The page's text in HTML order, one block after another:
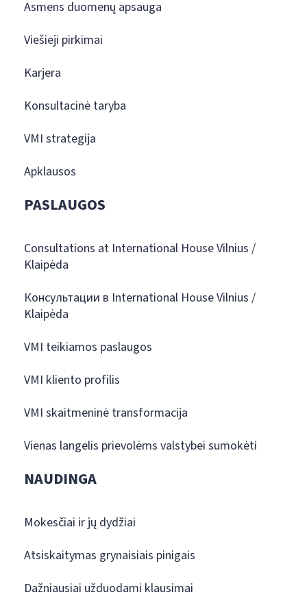
Asmens duomenų apsauga
Viešieji pirkimai
Karjera
Konsultacinė taryba
VMI strategija
Apklausos
PASLAUGOS
Consultations at International House Vilnius /
Klaipėda
Консультации в International House Vilnius /
Klaipėda
VMI teikiamos paslaugos
VMI kliento profilis
VMI skaitmeninė transformacija
Vienas langelis prievolėms valstybei sumokėti
NAUDINGA
Mokesčiai ir jų dydžiai
Atsiskaitymas grynaisiais pinigais
Dažniausiai užduodami klausimai